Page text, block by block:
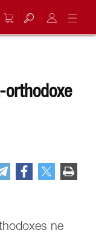
orthodoxe
ne